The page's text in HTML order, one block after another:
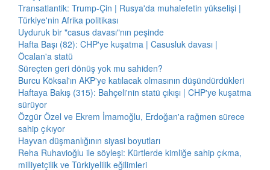
Transatlantik: Trump-Çin | Rusya'da muhalefetin yükselişi |
Türkiye'nin Afrika politikası
Uyduruk bir "casus davası"nın peşinde
Hafta Başı (82): CHP'ye kuşatma | Casusluk davası |
Öcalan'a statü
Süreçten geri dönüş yok mu sahiden?
Burcu Köksal'ın AKP'ye katılacak olmasının düşündürdükleri
Haftaya Bakış (315): Bahçeli'nin statü çıkışı | CHP'ye kuşatma
sürüyor
Özgür Özel ve Ekrem İmamoğlu, Erdoğan'a rağmen sürece
sahip çıkıyor
Hayvan düşmanlığının siyasi boyutları
Reha Ruhavioğlu ile söyleşi: Kürtlerde kimliğe sahip çıkma,
milliyetçilik ve Türkiyelilik eğilimleri